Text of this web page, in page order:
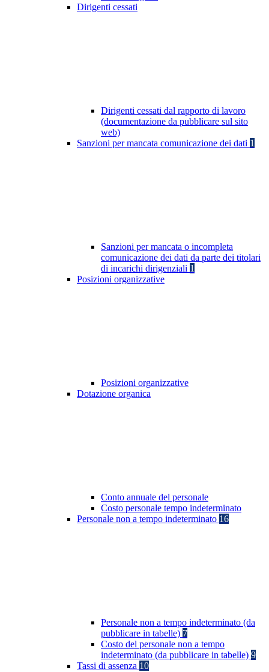
Dirigenti cessati
Dirigenti cessati dal rapporto di lavoro
(documentazione da pubblicare sul sito
web)
Sanzioni per mancata comunicazione dei dati 1
Sanzioni per mancata o incompleta
comunicazione dei dati da parte dei titolari
di incarichi dirigenziali 1
Posizioni organizzative
Posizioni organizzative
Dotazione organica
Conto annuale del personale
Costo personale tempo indeterminato
Personale non a tempo indeterminato 16
Personale non a tempo indeterminato (da
pubblicare in tabelle) 7
Costo del personale non a tempo
indeterminato (da pubblicare in tabelle) 9
Tassi di assenza 10